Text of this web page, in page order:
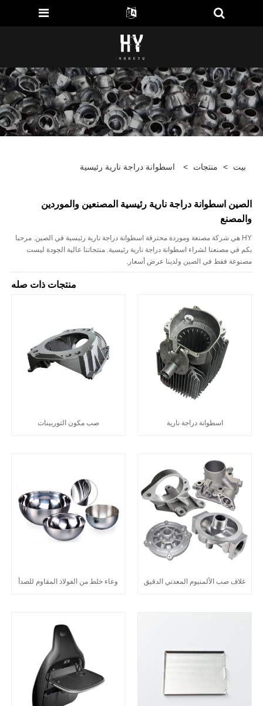
بيت > منتجات > اسطوانة دراجة نارية رئيسية
الصين اسطوانة دراجة نارية رئيسية المصنعين والموردين
والمصنع
HY هي شركة مصنعة وموردة محترفة اسطوانة دراجة نارية رئيسية في الصين. مرحبا
بكم في مصنعنا لشراء اسطوانة دراجة نارية رئيسية. منتجاتنا عالية الجودة ليست
مصنوعة فقط في الصين ولدينا عرض أسعار.
منتجات ذات صله
اسطوانة دراجة نارية صب مكون التوربينات
غلاف صب الألمنيوم المعدني الدقيق وعاء خلط من الفولاذ المقاوم للصدأ